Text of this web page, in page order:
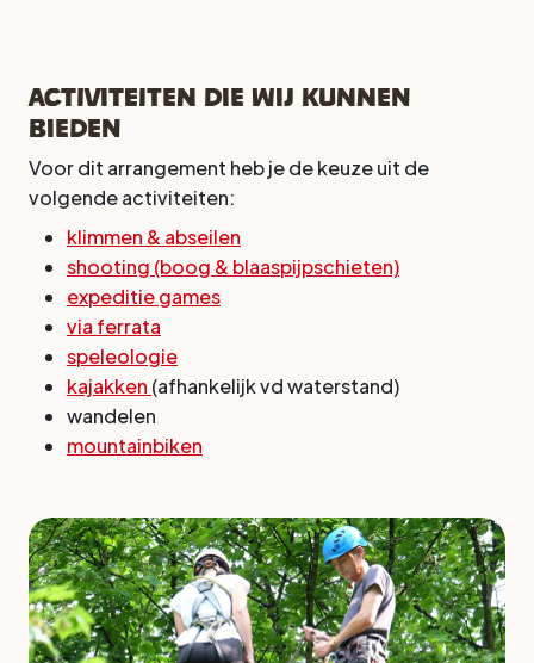
Activiteiten die wij kunnen
bieden
Voor dit arrangement heb je de keuze uit de
volgende activiteiten:
klimmen & abseilen
shooting (boog & blaaspijpschieten)
expeditie games
via ferrata
speleologie
kajakken (afhankelijk vd waterstand)
wandelen
mountainbiken